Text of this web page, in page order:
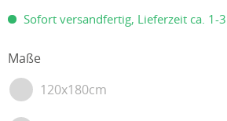
Sofort versandfertig, Lieferzeit ca. 1-3
Maße
120x180cm